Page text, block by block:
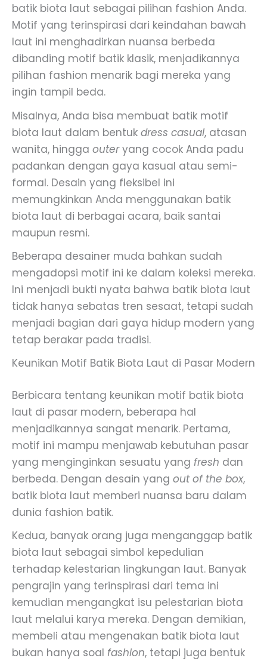
batik biota laut sebagai pilihan fashion Anda.
Motif yang terinspirasi dari keindahan bawah
laut ini menghadirkan nuansa berbeda
dibanding motif batik klasik, menjadikannya
pilihan fashion menarik bagi mereka yang
ingin tampil beda.
Misalnya, Anda bisa membuat batik motif
biota laut dalam bentuk dress casual, atasan
wanita, hingga outeryang cocok Anda padu
padankan dengan gaya kasual atau semi-
formal. Desain yang fleksibel ini
memungkinkan Anda menggunakan batik
biota laut di berbagai acara, baik santai
maupun resmi.
Beberapa desainer muda bahkan sudah
mengadopsi motif ini ke dalam koleksi mereka.
Ini menjadi bukti nyata bahwa batik biota laut
tidak hanya sebatas tren sesaat, tetapi sudah
menjadi bagian dari gaya hidup modern yang
tetap berakar pada tradisi.
Keunikan Motif Batik Biota Laut di Pasar Modern
Berbicara tentang keunikan motif batik biota
laut di pasar modern, beberapa hal
menjadikannya sangat menarik. Pertama,
motif ini mampu menjawab kebutuhan pasar
yang menginginkan sesuatu yang fresh dan
berbeda. Dengan desain yang out of the box,
batik biota laut memberi nuansa baru dalam
dunia fashion batik.
Kedua, banyak orang juga menganggap batik
biota laut sebagai simbol kepedulian
terhadap kelestarian lingkungan laut. Banyak
pengrajin yang terinspirasi dari tema ini
kemudian mengangkat isu pelestarian biota
laut melalui karya mereka. Dengan demikian,
membeli atau mengenakan batik biota laut
bukan hanya soal fashion, tetapi juga bentuk